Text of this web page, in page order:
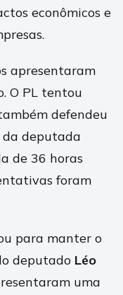
econômicos e
apresentaram
O PL tentou
defendeu
deputada
de 36 horas
foram
para manter o
deputado Léo
uma